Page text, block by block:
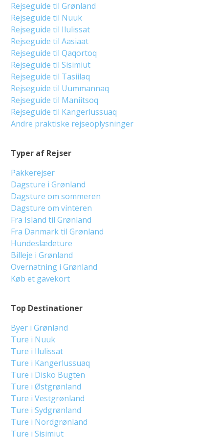
Top Destinationer
Byer i Grønland
Ture i Nuuk
Ture i Ilulissat
Ture i Kangerlussuaq
Ture i Disko Bugten
Ture i Østgrønland
Ture i Vestgrønland
Ture i Sydgrønland
Ture i Nordgrønland
Ture i Sisimiut
Typer af Rejser
Pakkerejser
Dagsture i Grønland
Dagsture om sommeren
Dagsture om vinteren
Fra Island til Grønland
Fra Danmark til Grønland
Hundeslædeture
Billeje i Grønland
Overnatning i Grønland
Køb et gavekort
Rejseguide til Grønland
Rejseguide til Nuuk
Rejseguide til Ilulissat
Rejseguide til Aasiaat
Rejseguide til Qaqortoq
Rejseguide til Sisimiut
Rejseguide til Tasiilaq
Rejseguide til Uummannaq
Rejseguide til Maniitsoq
Rejseguide til Kangerlussuaq
Andre praktiske rejseoplysninger